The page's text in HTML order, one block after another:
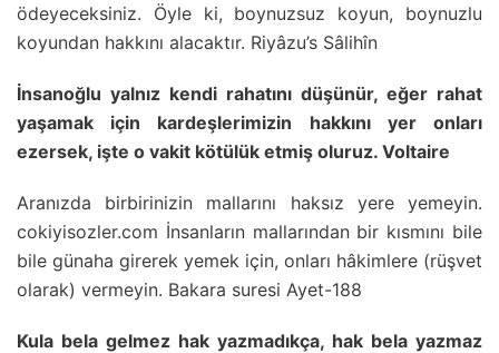
ödeyeceksiniz. Öyle ki, boynuzsuz koyun, boynuzlu
koyundan hakkını alacaktır. Riyâzu’s Sâlihîn
İnsanoğlu yalnız kendi rahatını düşünür, eğer rahat
yaşamak için kardeşlerimizin hakkını yer onları
ezersek, işte o vakit kötülük etmiş oluruz. Voltaire
Aranızda birbirinizin mallarını haksız yere yemeyin.
cokiyisozler.com İnsanların mallarından bir kısmını bile
bile günaha girerek yemek için, onları hâkimlere (rüşvet
olarak) vermeyin. Bakara suresi Ayet-188
Kula bela gelmez hak yazmadıkça, hak bela yazmaz